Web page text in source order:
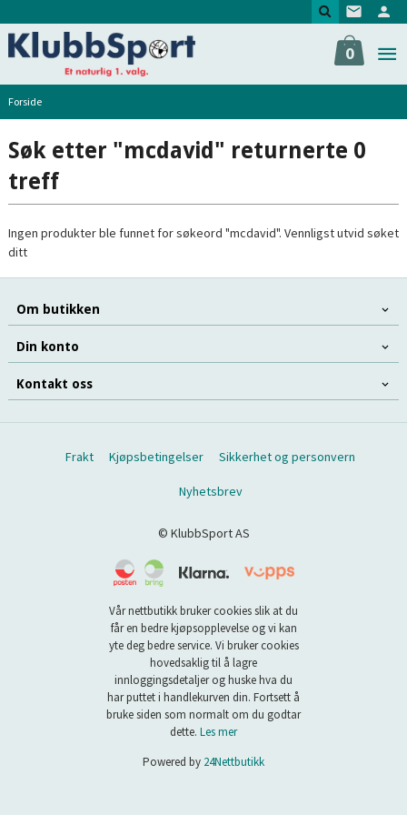
til
innholdet
0
Forside
Søk etter "mcdavid" returnerte 0
treff
Ingen produkter ble funnet for søkeord "mcdavid". Vennligst utvid søket
ditt
Om butikken
Din konto
Kontakt oss
Frakt Kjøpsbetingelser Sikkerhet og personvern
Nyhetsbrev
© KlubbSport AS
Vår nettbutikk bruker cookies slik at du
får en bedre kjøpsopplevelse og vi kan
yte deg bedre service. Vi bruker cookies
hovedsaklig til å lagre
innloggingsdetaljer og huske hva du
har puttet i handlekurven din. Fortsett å
bruke siden som normalt om du godtar
dette. Les mer
Powered by 24Nettbutikk